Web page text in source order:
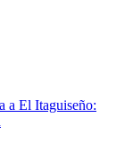
a El Itaguiseño: